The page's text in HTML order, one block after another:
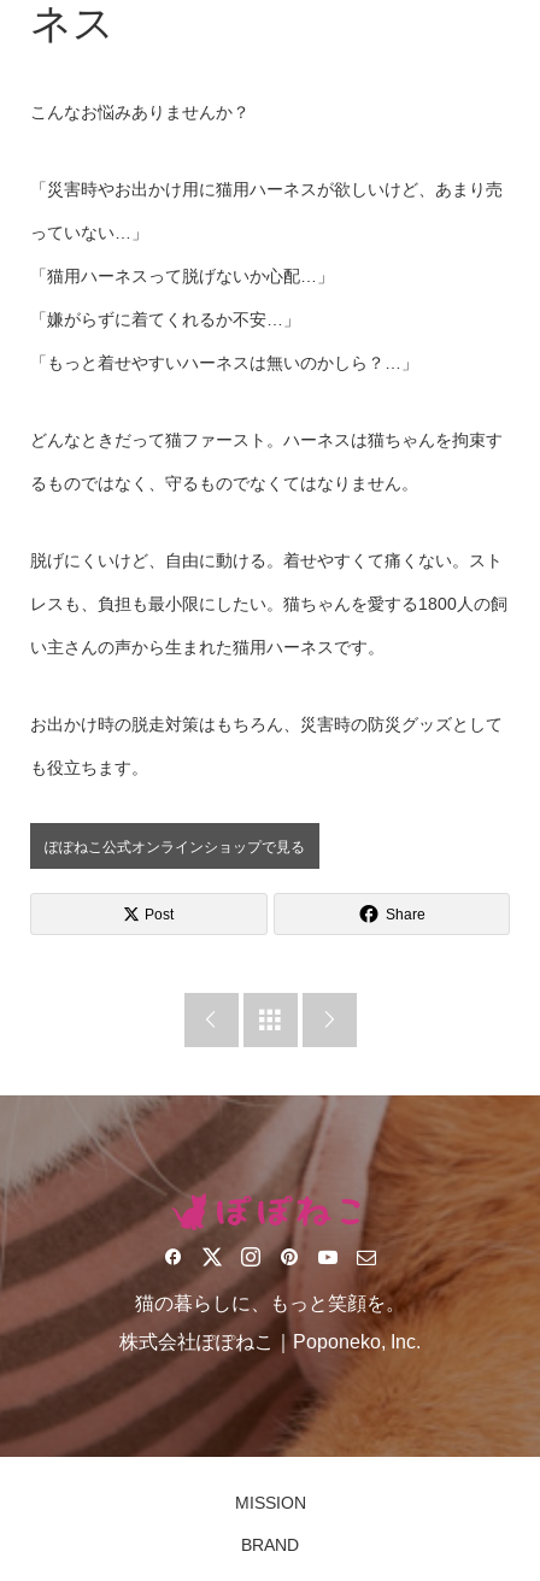
ネス
こんなお悩みありませんか？
「災害時やお出かけ用に猫用ハーネスが欲しいけど、あまり売
っていない…」
「猫用ハーネスって脱げないか心配…」
「嫌がらずに着てくれるか不安…」
「もっと着せやすいハーネスは無いのかしら？…」
どんなときだって猫ファースト。ハーネスは猫ちゃんを拘束す
るものではなく、守るものでなくてはなりません。
脱げにくいけど、自由に動ける。着せやすくて痛くない。スト
レスも、負担も最小限にしたい。猫ちゃんを愛する1800人の飼
い主さんの声から生まれた猫用ハーネスです。
お出かけ時の脱走対策はもちろん、災害時の防災グッズとして
も役立ちます。
ぽぽねこ公式オンラインショップで見る
Post Share
  
猫の暮らしに、もっと笑顔を。
株式会社ぽぽねこ｜Poponeko, Inc.
MISSION
BRAND